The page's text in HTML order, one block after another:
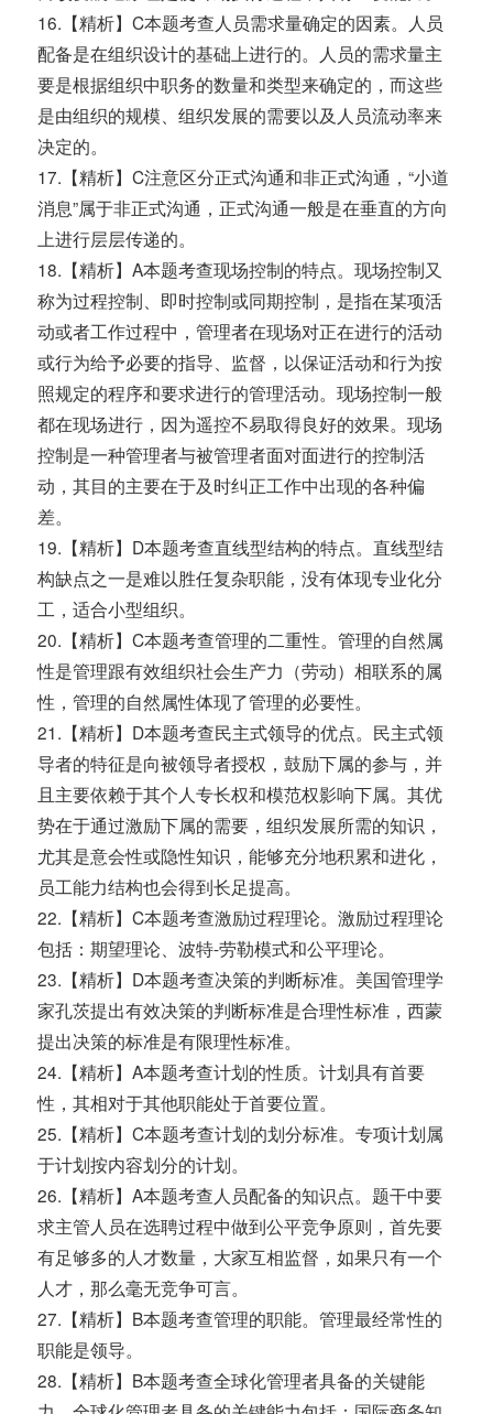
16.【精析】C本题考查人员需求量确定的因素。人员
配备是在组织设计的基础上进行的。人员的需求量主
要是根据组织中职务的数量和类型来确定的，而这些
是由组织的规模、组织发展的需要以及人员流动率来
决定的。
17.【精析】C注意区分正式沟通和非正式沟通，“小道
消息”属于非正式沟通，正式沟通一般是在垂直的方向
上进行层层传递的。
18.【精析】A本题考查现场控制的特点。现场控制又
称为过程控制、即时控制或同期控制，是指在某项活
动或者工作过程中，管理者在现场对正在进行的活动
或行为给予必要的指导、监督，以保证活动和行为按
照规定的程序和要求进行的管理活动。现场控制一般
都在现场进行，因为遥控不易取得良好的效果。现场
控制是一种管理者与被管理者面对面进行的控制活
动，其目的主要在于及时纠正工作中出现的各种偏
差。
19.【精析】D本题考查直线型结构的特点。直线型结
构缺点之一是难以胜任复杂职能，没有体现专业化分
工，适合小型组织。
20.【精析】C本题考查管理的二重性。管理的自然属
性是管理跟有效组织社会生产力（劳动）相联系的属
性，管理的自然属性体现了管理的必要性。
21.【精析】D本题考查民主式领导的优点。民主式领
导者的特征是向被领导者授权，鼓励下属的参与，并
且主要依赖于其个人专长权和模范权影响下属。其优
势在于通过激励下属的需要，组织发展所需的知识，
尤其是意会性或隐性知识，能够充分地积累和进化，
员工能力结构也会得到长足提高。
22.【精析】C本题考查激励过程理论。激励过程理论
包括：期望理论、波特-劳勒模式和公平理论。
23.【精析】D本题考查决策的判断标准。美国管理学
家孔茨提出有效决策的判断标准是合理性标准，西蒙
提出决策的标准是有限理性标准。
24.【精析】A本题考查计划的性质。计划具有首要
性，其相对于其他职能处于首要位置。
25.【精析】C本题考查计划的划分标准。专项计划属
于计划按内容划分的计划。
26.【精析】A本题考查人员配备的知识点。题干中要
求主管人员在选聘过程中做到公平竞争原则，首先要
有足够多的人才数量，大家互相监督，如果只有一个
人才，那么毫无竞争可言。
27.【精析】B本题考查管理的职能。管理最经常性的
职能是领导。
28.【精析】B本题考查全球化管理者具备的关键能